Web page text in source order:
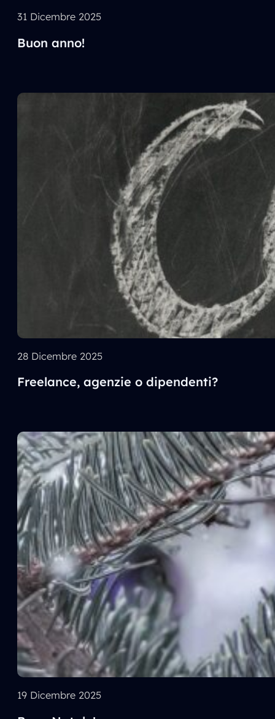
31 Dicembre 2025
Buon anno!
28 Dicembre 2025
Freelance, agenzie o dipendenti?
19 Dicembre 2025